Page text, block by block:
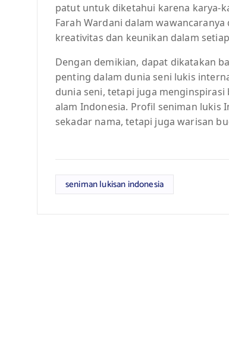
patut untuk diketahui karena karya-
Farah Wardani dalam
kreativitas dan keunikan dalam
Dengan demikian, dapat dikatakan
penting dalam dunia seni lukis
dunia seni, tetapi juga
alam Indonesia. Profil seniman lukis
sekadar nama, tetapi juga warisan
seniman lukisan indonesia